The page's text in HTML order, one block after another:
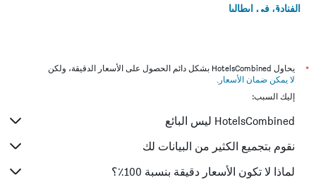
الفنادق في إيطاليا
*
يحاول HotelsCombined بشكل دائم الحصول على الأسعار الدقيقة، ولكن
لا يمكن ضمان الأسعار .
إليك السبب:
HotelsCombined ليس البائع
نقوم بتجميع الكثير من البيانات لك
لماذا لا تكون الأسعار دقيقة بنسبة 100٪؟